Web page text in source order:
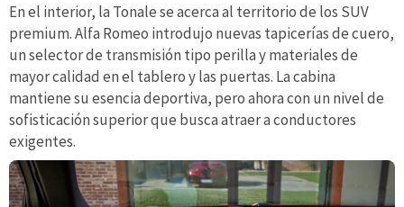
En el interior, la Tonale se acerca al territorio de los SUV
premium. Alfa Romeo introdujo nuevas tapicerías de cuero,
un selector de transmisión tipo perilla y materiales de
mayor calidad en el tablero y las puertas. La cabina
mantiene su esencia deportiva, pero ahora con un nivel de
sofisticación superior que busca atraer a conductores
exigentes.